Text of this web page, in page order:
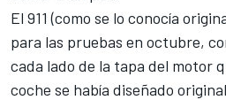
El 911 (como se lo conocía
para las pruebas en octubre,
cada lado de la tapa del motor
coche se había diseñado